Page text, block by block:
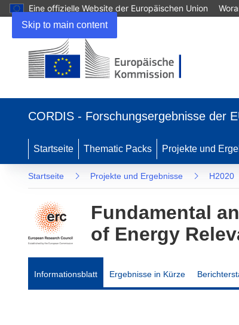
Skip to main content
Eine offizielle Website der Europäischen Union
CORDIS - Forschungsergebnisse der
Startseite Thematic Packs Projekte und
Startseite Projekte und Ergebnisse H2020
Fundamental
of Energy
Informationsblatt Ergebnisse in Kürze